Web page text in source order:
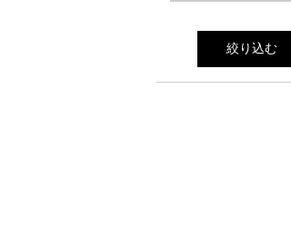
絞り込む